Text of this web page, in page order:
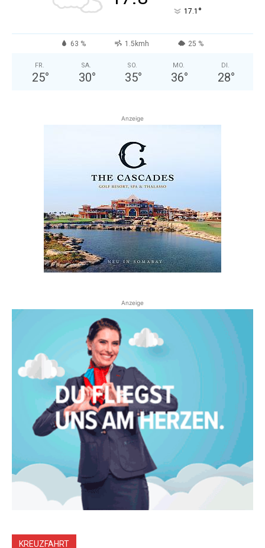
17.1 °
63 % 1.5kmh 25 %
FR.
25°
SA.
30°
SO.
35°
MO.
36°
DI.
28°
Anzeige
Anzeige
KREUZFAHRT